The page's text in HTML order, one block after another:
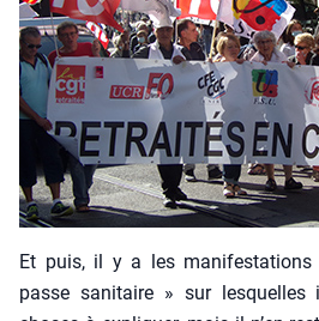
Et puis, il y a les
passe sani­taire » sur